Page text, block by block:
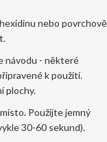
nebo povrchově
návodu - některé
k použití.
plochy.
Použijte jemný
30-60 sekund).